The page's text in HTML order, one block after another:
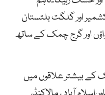
اور گلگت بلتستان
اور گرج چمک کے ساتھ
ملک کے بیشتر علاقوں میں